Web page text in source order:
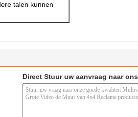
talen kunnen
Direct Stuur uw aanvraag naar ons